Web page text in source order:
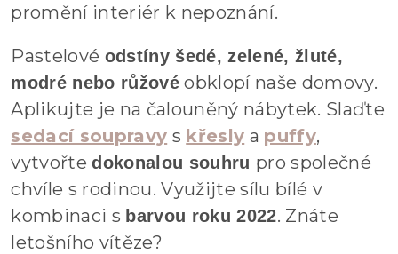
promění interiér k nepoznání.
Pastelové odstíny šedé, zelené, žluté,
modré nebo růžovéobklopí naše domovy.
Aplikujte je na čalouněný nábytek. Slaďte
sedací soupravy s křesly a puffy,
vytvořtedokonalou souhru pro společné
chvíle s rodinou. Využijte sílu bílé v
kombinaci s barvou roku 2022. Znáte
letošního vítěze?